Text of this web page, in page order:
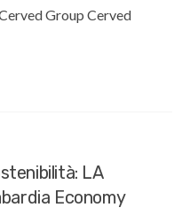
Group Cerved
LA
Economy